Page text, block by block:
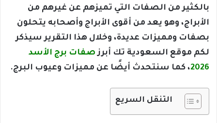
بالكثير من الصفات التي تميزهم عن غيرهم من
الأبراج، وهو يعد من أقوى الأبراج وأصحابه يتحلون
بصفات ومميزات عديدة، وخلال هذا التقرير سيذكر
لكم موقع السعودية تك أبرز صفات برج الأسد
2026، كما سنتحدث أيضًا عن مميزات وعيوب البرج.
التنقل السريع